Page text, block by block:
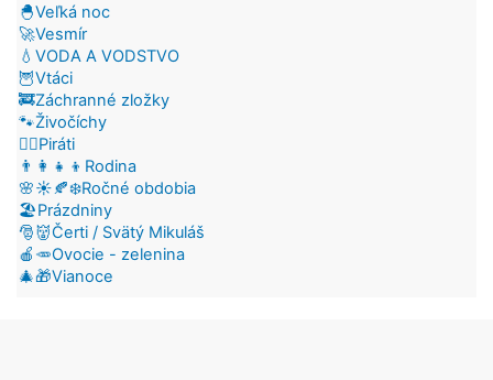
🐣Veľká noc
🚀Vesmír
💧VODA A VODSTVO
🦉Vtáci
🚒Záchranné zložky
🐾Živočíchy
🏴‍☠️Piráti
👨‍👩‍👧‍👦Rodina
🌸☀️🍂❄️Ročné obdobia
🏖️Prázdniny
🎅👹Čerti / Svätý Mikuláš
🍎🥕Ovocie - zelenina
🎄🎁Vianoce